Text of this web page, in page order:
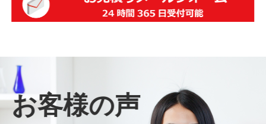
お客様の声